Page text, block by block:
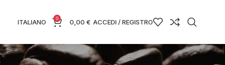
ITALIANO 0 0,00 € ACCEDI / REGISTRO